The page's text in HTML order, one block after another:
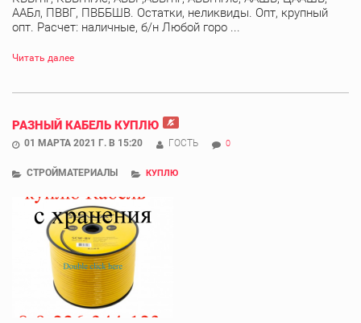
ААБл, ПВВГ, ПВББШВ. Остатки, неликвиды. Опт, крупный
опт. Расчет: наличные, б/н Любой горо ...
Читать далее
РАЗНЫЙ КАБЕЛЬ КУПЛЮ
01 МАРТА 2021 Г. В 15:20 ГОСТЬ 0
СТРОЙМАТЕРИАЛЫ КУПЛЮ